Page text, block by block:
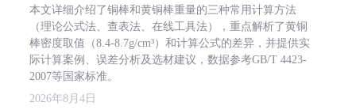
本文详细介绍了铜棒和黄铜棒重量的三种常用计算方法
（理论公式法、查表法、在线工具法），重点解析了黄铜
棒密度取值（8.4-8.7g/cm³）和计算公式的差异，并提供实
际计算案例、误差分析及选材建议，数据参考GB/T 4423-
2007等国家标准。
2026年8月4日